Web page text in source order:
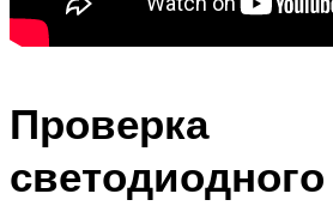
Проверка